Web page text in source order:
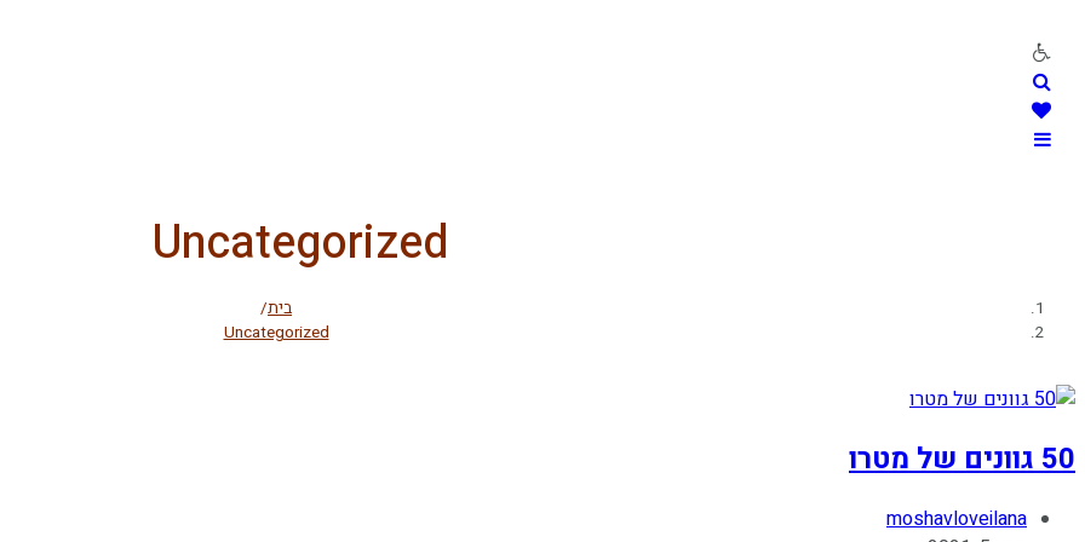
content
Uncategorized
בית/
Uncategorized
50 גוונים של מטרו
Post
moshavloveilana